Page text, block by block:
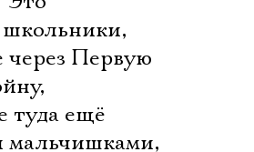
Первую
туда ещё
мальчишками,